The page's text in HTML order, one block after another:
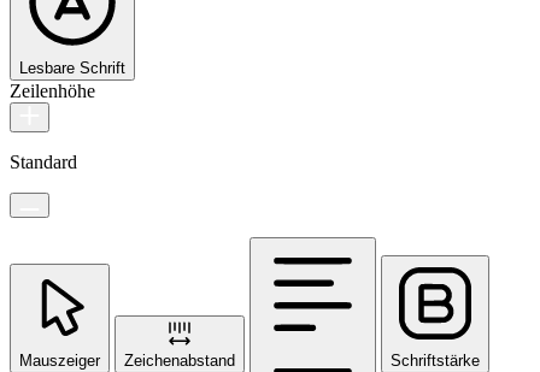
Lesbare Schrift
Zeilenhöhe
Standard
Mauszeiger Zeichenabstand Schriftstärke